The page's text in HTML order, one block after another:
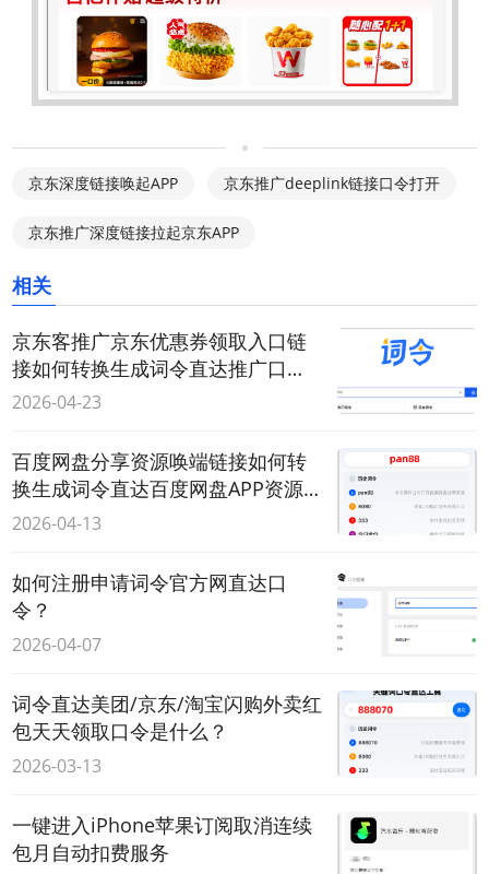
京东深度链接唤起APP 京东推广deeplink链接口令打开
京东推广深度链接拉起京东APP
相关
京东客推广京东优惠券领取入口链
接如何转换生成词令直达推广口
令？
2026-04-23
百度网盘分享资源唤端链接如何转
换生成词令直达百度网盘APP资源页
面？
2026-04-13
如何注册申请词令官方网直达口
令？
2026-04-07
词令直达美团/京东/淘宝闪购外卖红
包天天领取口令是什么？
2026-03-13
一键进入iPhone苹果订阅取消连续
包月自动扣费服务